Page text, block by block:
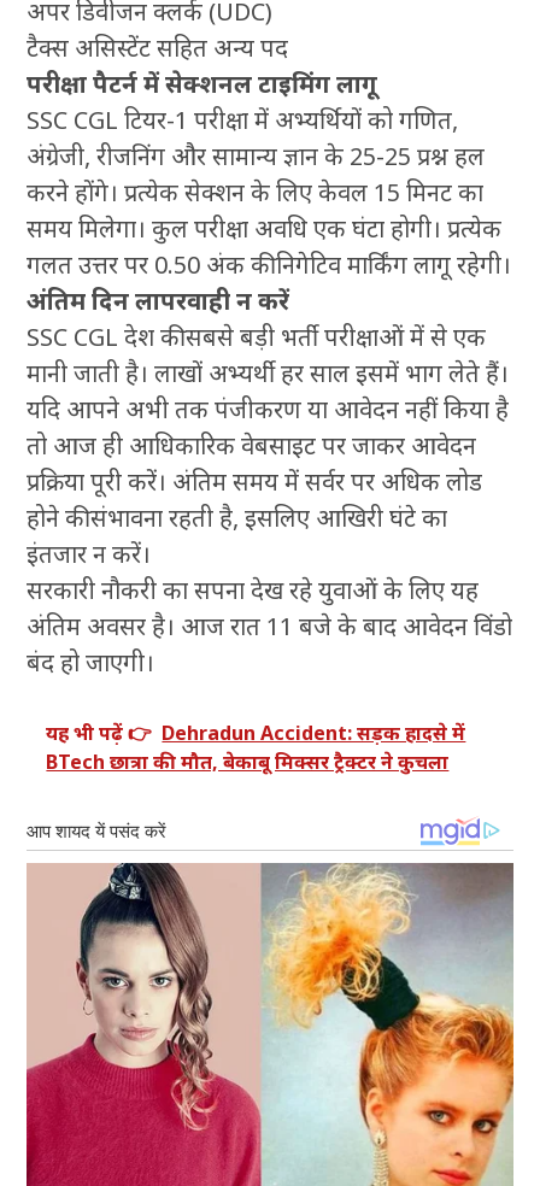
अपर डिवीजन क्लर्क (UDC)
टैक्स असिस्टेंट सहित अन्य पद
परीक्षा पैटर्न में सेक्शनल टाइमिंग लागू
SSC CGL टियर-1 परीक्षा में अभ्यर्थियों को गणित,
अंग्रेजी, रीजनिंग और सामान्य ज्ञान के 25-25 प्रश्न हल
करने होंगे। प्रत्येक सेक्शन के लिए केवल 15 मिनट का
समय मिलेगा। कुल परीक्षा अवधि एक घंटा होगी। प्रत्येक
गलत उत्तर पर 0.50 अंक की निगेटिव मार्किंग लागू रहेगी।
अंतिम दिन लापरवाही न करें
SSC CGL देश की सबसे बड़ी भर्ती परीक्षाओं में से एक
मानी जाती है। लाखों अभ्यर्थी हर साल इसमें भाग लेते हैं।
यदि आपने अभी तक पंजीकरण या आवेदन नहीं किया है
तो आज ही आधिकारिक वेबसाइट पर जाकर आवेदन
प्रक्रिया पूरी करें। अंतिम समय में सर्वर पर अधिक लोड
होने की संभावना रहती है, इसलिए आखिरी घंटे का
इंतजार न करें।
सरकारी नौकरी का सपना देख रहे युवाओं के लिए यह
अंतिम अवसर है। आज रात 11 बजे के बाद आवेदन विंडो
बंद हो जाएगी।
यह भी पढ़ें 👉 Dehradun Accident: सड़क हादसे में
BTech छात्रा की मौत, बेकाबू मिक्सर ट्रैक्टर ने कुचला